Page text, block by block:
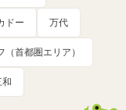
ドー 万代
（首都圏エリア）
和